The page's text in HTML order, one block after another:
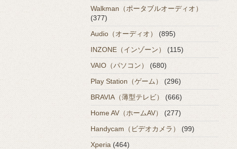
Walkman（ポータブルオーディオ）
(377)
Audio（オーディオ）
(895)
INZONE（インゾーン）
(115)
VAIO（パソコン）
(680)
Play Station（ゲーム）
(296)
BRAVIA（薄型テレビ）
(666)
Home AV（ホームAV）
(277)
Handycam（ビデオカメラ）
(99)
Xperia (464)